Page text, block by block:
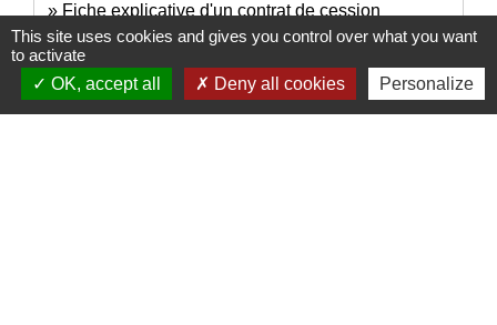
Fiche explicative d'un contrat de cession
d'exploitation d'un spectacleopen_in_new
Centre national de la danse (CND)
This site uses cookies and gives you control over what you want
to activate
OK, accept all
Deny all cookies Personalize